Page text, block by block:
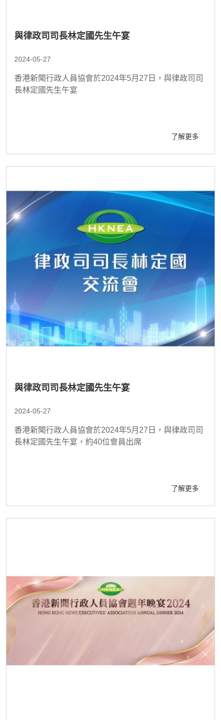
與律政司司長林定國先生午宴
2024-05-27
香港新聞行政人員協會於2024年5月27日，與律政司司
長林定國先生午宴
了解更多
與律政司司長林定國先生午宴
2024-05-27
香港新聞行政人員協會於2024年5月27日，與律政司司
長林定國先生午宴，約40位會員出席
了解更多